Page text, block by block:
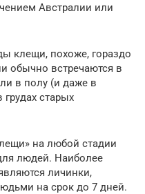
Австралии или
клещи, похоже, гораздо
обычно встречаются в
в полу (и даже в
старых
на любой стадии
людей. Наиболее
личинки,
на срок до 7 дней.